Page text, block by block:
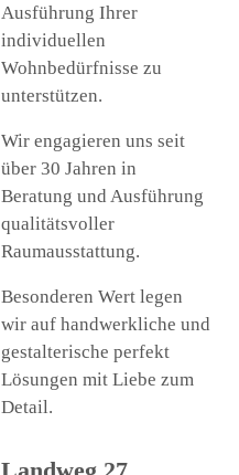
Ausführung Ihrer
individuellen
Wohnbedürfnisse zu
unterstützen.
Wir engagieren uns seit
über 30 Jahren in
Beratung und Ausführung
qualitätsvoller
Raumausstattung.
Besonderen Wert legen
wir auf handwerkliche und
gestalterische perfekt
Lösungen mit Liebe zum
Detail.